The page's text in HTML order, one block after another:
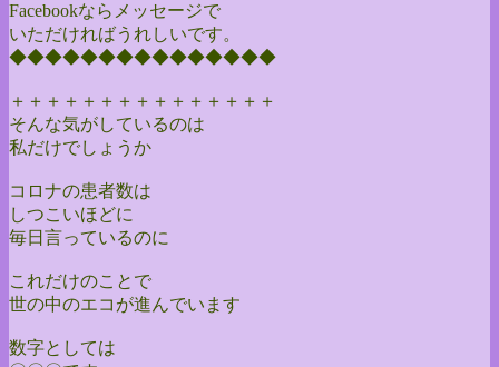
Facebookならメッセージで
いただければうれしいです。
◆◆◆◆◆◆◆◆◆◆◆◆◆◆◆
＋＋＋＋＋＋＋＋＋＋＋＋＋＋＋
そんな気がしているのは
私だけでしょうか
コロナの患者数は
しつこいほどに
毎日言っているのに
これだけのことで
世の中のエコが進んでいます
数字としては